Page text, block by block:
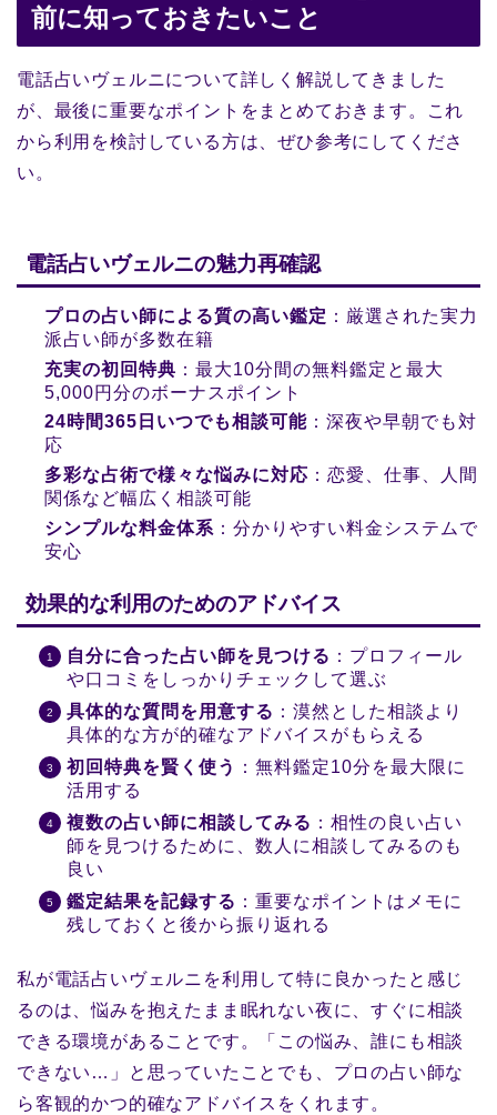
前に知っておきたいこと
電話占いヴェルニについて詳しく解説してきました
が、最後に重要なポイントをまとめておきます。これ
から利用を検討している方は、ぜひ参考にしてくださ
い。
電話占いヴェルニの魅力再確認
プロの占い師による質の高い鑑定 ：厳選された実力
派占い師が多数在籍
充実の初回特典 ：最大10分間の無料鑑定と最大
5,000円分のボーナスポイント
24時間365日いつでも相談可能 ：深夜や早朝でも対
応
多彩な占術で様々な悩みに対応 ：恋愛、仕事、人間
関係など幅広く相談可能
シンプルな料金体系 ：分かりやすい料金システムで
安心
効果的な利用のためのアドバイス
自分に合った占い師を見つける ：プロフィール
や口コミをしっかりチェックして選ぶ
具体的な質問を用意する ：漠然とした相談より
具体的な方が的確なアドバイスがもらえる
初回特典を賢く使う
：無料鑑定10分を最大限に
活用する
複数の占い師に相談してみる ：相性の良い占い
師を見つけるために、数人に相談してみるのも
良い
鑑定結果を記録する ：重要なポイントはメモに
残しておくと後から振り返れる
私が電話占いヴェルニを利用して特に良かったと感じ
るのは、悩みを抱えたまま眠れない夜に、すぐに相談
できる環境があることです。「この悩み、誰にも相談
できない…」と思っていたことでも、プロの占い師な
ら客観的かつ的確なアドバイスをくれます。